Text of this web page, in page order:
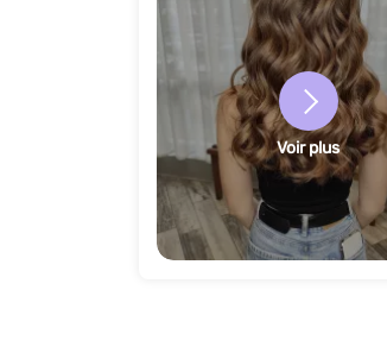
Voir plus